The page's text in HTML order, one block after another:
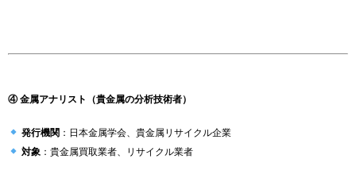
④ 金属アナリスト（貴金属の分析技術者）
発行機関 ：日本金属学会、貴金属リサイクル企業
対象：貴金属買取業者、リサイクル業者